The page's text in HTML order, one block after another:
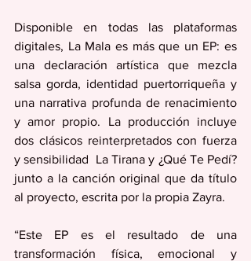
Disponible en todas las plataformas
digitales, La Mala es más que un EP: es
una declaración artística que mezcla
salsa gorda, identidad puertorriqueña y
una narrativa profunda de renacimiento
y amor propio. La producción incluye
dos clásicos reinterpretados con fuerza
y sensibilidad  La Tirana y ¿Qué Te Pedí?
junto a la canción original que da título
al proyecto, escrita por la propia Zayra.
“Este EP es el resultado de una
transformación física, emocional y